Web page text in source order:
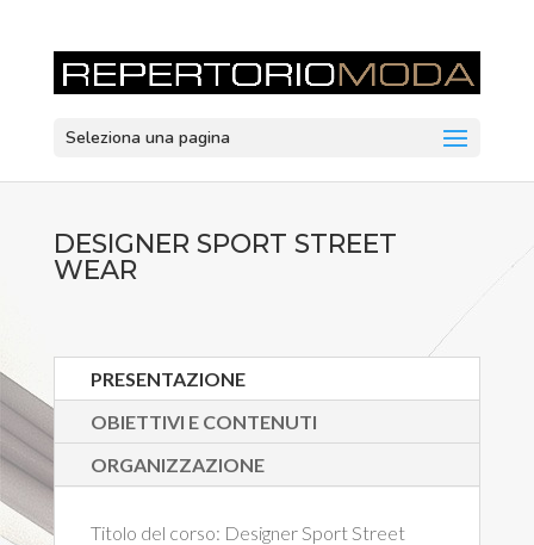
Seleziona una pagina
DESIGNER SPORT STREET
WEAR
PRESENTAZIONE
OBIETTIVI E CONTENUTI
ORGANIZZAZIONE
Titolo del corso: Designer Sport Street